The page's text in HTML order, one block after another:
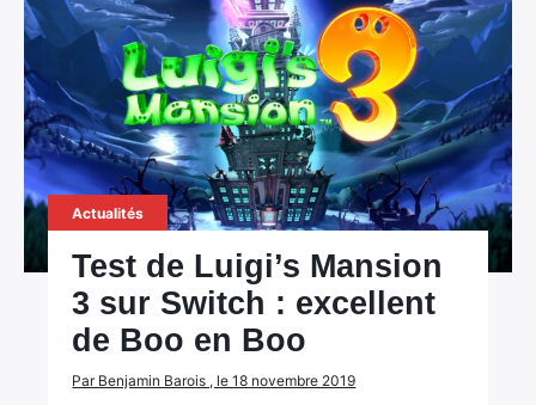
Actualités
Test de Luigi’s Mansion
3 sur Switch : excellent
de Boo en Boo
Par Benjamin Barois , le 18 novembre 2019